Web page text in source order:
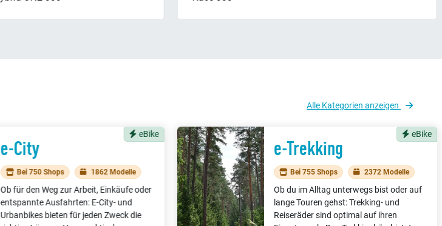
e-City
Bei 750 Shops
Ob für den Weg zur Arbeit, Einkäufe oder
entspannte Ausfahrten: E-City- und
Urbanbikes bieten für jeden Zweck die
richtige Lösung. Vom praktischen
e-Trekking
Bei 755 Shops
Ob du im Alltag unterwegs bist oder auf
lange Touren gehst: Trekking- und
Reiseräder sind optimal auf ihren
Einsatzweck. Das Trekkingbike bietet